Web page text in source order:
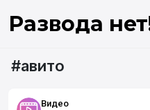
Развода
авито
Видео